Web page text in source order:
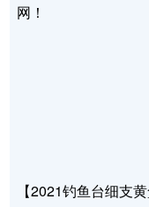
网！
【2021钓鱼台细支